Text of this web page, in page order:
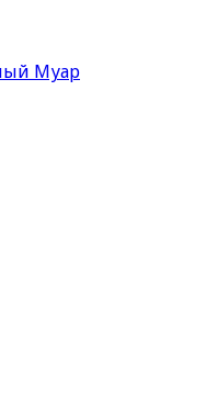
Муар